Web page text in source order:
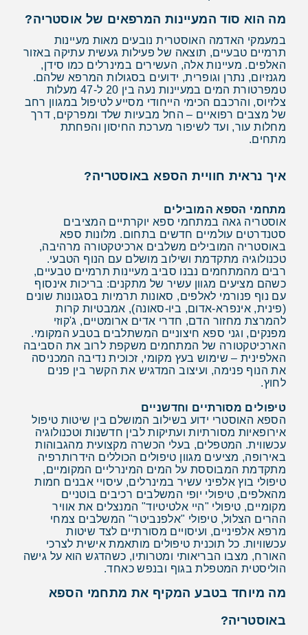
מה הוא סוד המעיינות המרפאים של אוסטריה?
במעמקי האדמה האוסטרית נובעים מאות מעיינות
תרמיים טבעיים, תוצאה של פעילות געשית עתיקה באזור
האלפים. מעיינות אלה, העשירים במינרלים כמו סידן,
מגנזיום, נתרן וגופרית, ידועים בסגולות המרפא שלהם.
טמפרטורת המים במעיינות נעה בין 20 ל-47 מעלות
צלזיוס, והרכבם הכימי הייחודי מסייע לטיפול במגוון רחב
של מצבים רפואיים – החל מבעיות שלד ומפרקים, דרך
מחלות עור, ועד לשיפור מערכת החיסון והפחתת
מתחים.
איך נראית חוויית הספא באוסטריה?
מתחמי הספא המובילים
אוסטריה גאה במתחמי ספא יוקרתיים המציבים
סטנדרטים עולמיים חדשים בתחום. מלונות ספא
באוסטריה המובילים משלבים ארכיטקטורה מרהיבה,
טכנולוגיה מתקדמת ושילוב מושלם עם הנוף הטבעי.
רבים מהמתחמים נבנו סביב מעיינות תרמיים טבעיים,
כשהם מציעים מגוון עשיר של מתקנים: בריכות אינסוף
עם נוף פנורמי לאלפים, סאונות תרמיות בסגנונות שונים
(פינית, אינפרא-אדום, ביו-סאונה), אמבטיות קרות
להמרצת מחזור הדם, חדרי אדים ארומטיים, ג'קוזי
מפנקים, וגני ספא חיצוניים המשתלבים בטבע המקומי.
הארכיטקטורה של המתחמים משקפת לרוב את הסביבה
האלפינית – שימוש בעץ מקומי, זכוכית נדיבה המכניסה
את הנוף פנימה, ועיצוב המדגיש את הקשר בין פנים
לחוץ.
טיפולים מסורתיים וחדשניים
הספא האוסטרי ידוע בשילוב המושלם בין שיטות טיפול
אירופאיות מסורתיות ועתיקות לבין חדשנות וטכנולוגיה
עכשווית. המטפלים, בעלי הכשרה מקצועית מהגבוהות
באירופה, מציעים מגוון טיפולים הכוללים הידרותרפיה
מתקדמת המבוססת על המים המינרליים המקומיים,
טיפולי בוץ אלפיני עשיר במינרלים, עיסויי אבנים חמות
מהאלפים, טיפולי יופי המשלבים רכיבים בוטניים
מקומיים, טיפולי "היי אלטיטיוד" המנצלים את אוויר
ההרים הצלול, טיפולי "אלפנביטר" המשלבים צמחי
מרפא אלפיניים, ועיסויים מסורתיים לצד שיטות
עכשוויות. כל תוכנית טיפולים מותאמת אישית לצרכי
האורח, מצבו הבריאותי ומטרותיו, כשהדגש הוא על גישה
הוליסטית המטפלת בגוף ובנפש כאחד.
מה מיוחד בטבע המקיף את מתחמי הספא
באוסטריה?